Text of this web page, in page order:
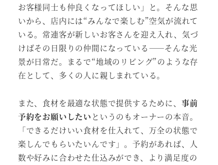
お客様同士も仲良くなってほしい」と。そんな思
いから、店内には“みんなで楽しむ”空気が流れて
いる。常連客が新しいお客さんを迎え入れ、気づ
けばその日限りの仲間になっている――そんな光
景が日常だ。まるで“地域のリビング”のような存
在として、多くの人に親しまれている。
また、食材を最適な状態で提供するために、 事前
予約をお願いしたい というのもオーナーの本音。
「できるだけいい食材を仕入れて、万全の状態で
楽しんでもらいたいんです」。予約があれば、人
数や好みに合わせた仕込みができ、より満足度の